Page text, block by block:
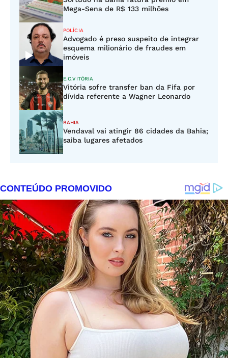
Mega-Sena de R$ 133 milhões
POLÍCIA
Advogado é preso suspeito de integrar
esquema milionário de fraudes em
imóveis
E.C.VITÓRIA
Vitória sofre transfer ban da Fifa por
dívida referente a Wagner Leonardo
BAHIA
Vendaval vai atingir 86 cidades da Bahia;
saiba lugares afetados